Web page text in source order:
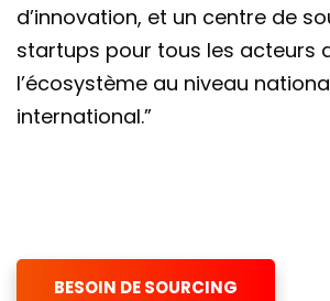
d’innovation, et un centre de
startups pour tous les acteurs
l’écosystème au niveau
international.”
BESOIN DE SOURCING